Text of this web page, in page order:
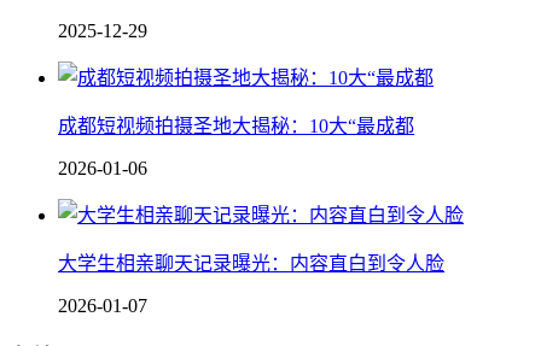
2025-12-29
成都短视频拍摄圣地大揭秘：10大“最成都
2026-01-06
大学生相亲聊天记录曝光：内容直白到令人脸
2026-01-07